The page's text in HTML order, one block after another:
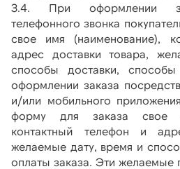
3.4. При оформлении
телефонного звонка
свое имя (наименование),
адрес доставки товара,
способы доставки,
оформлении заказа
и/или мобильного
форму для заказа свое
контактный телефон и
желаемые дату, время и
оплаты заказа. Эти желаемые